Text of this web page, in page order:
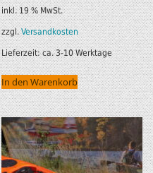
inkl. 19 % MwSt.
zzgl.Versandkosten
Lieferzeit:ca. 3-10 Werktage
In den Warenkorb